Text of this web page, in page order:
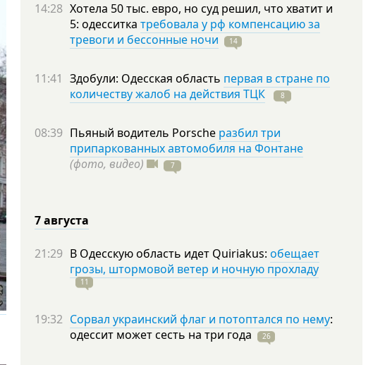
14:28 Хотела 50 тыс. евро, но суд решил, что хватит и
5: одесситка требовала у рф компенсацию за
тревоги и бессонные ночи
14
11:41 Здобули: Одесская область первая в стране по
количеству жалоб на действия ТЦК
8
08:39 Пьяный водитель Porsche разбил три
припаркованных автомобиля на Фонтане
(фото, видео)
7
7 августа
21:29 В Одесскую область идет Quiriakus: обещает
грозы, штормовой ветер и ночную прохладу
11
19:32 Сорвал украинский флаг и потоптался по нему:
одессит может сесть на три года 26